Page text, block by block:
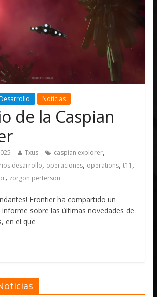
Desarrollo Noticias
de la Caspian
Txus caspian explorer,
desarrollo, operaciones, operations,t11 ,
, zorgon perterson
Frontier ha compartido un
sobre las últimas novedades de
en el que